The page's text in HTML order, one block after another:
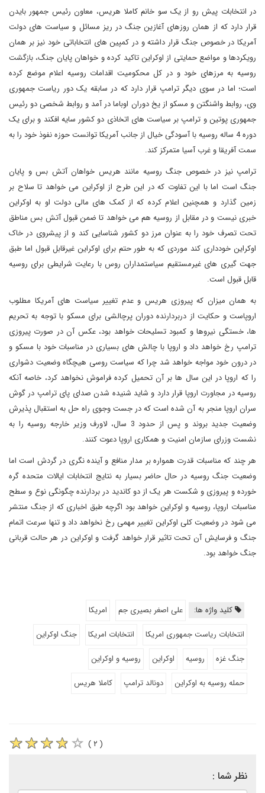
در انتخابات پیش رو از یک سو خانم کاملا هریس، معاون رئیس جمهور بایدن
قرار دارد که از همان روزهای آغازین جنگ در ریز مسائل و سیاست های دولت
آمریکا در خصوص جنگ قرار داشته و در کمپین های انتخاباتی خود نیز بر همان
رویکردها و مواضع حمایتی از اوکراین تاکید کرده و خواهان پایان جنگ، بازگشت
روسیه به مرزهای خود و در کل محکومیت اقدامات روسیه اعلام موضع کرده
است؛ اما در سوی دیگر ترامپ قرار دارد که در سابقه یک دور ریاست جمهوری
وی، روابط واشنگتن و مسکو از یخ دوران اوباما در آمد و روابط شخصی دو رئیس
جمهوری پوتین و ترامپ بر سیاست های اتخاذی دو کشور سایه افکند و برای یک
دوره 4 ساله روسیه با آسودگی خیال از جانب آمریکا توانست حوزه نفوذ خود را به
سمت آفریقا و غرب آسیا متمرکز کند.
ترامپ نیز در خصوص جنگ روسیه مانند هریس خواهان آتش بس و پایان
جنگ است اما با این تفاوت که در این طرح از اوکراین می خواهد تا سلاح بر
زمین گذارد و همچنین اعلام کرده که از کمک های مالی دولت او به اوکراین
خبری نیست و در مقابل از روسیه هم می خواهد تا ضمن قبول آتش بس مناطق
تحت تصرف خود را به عنوان مرز دو کشور شناسایی کند و از پیشروی در خاک
اوکراین خودداری کند موردی که به طور حتم برای اوکراین غیرقابل قبول اما طبق
جهت گیری های غیرمستقیم سیاستمداران روس با رعایت شرایطی برای روسیه
قابل قبول است.
به همان میزان که پیروزی هریس و عدم تغییر سیاست های آمریکا مطلوب
اروپاست و حکایت از دربردارنده دوران پرچالشی برای مسکو با توجه به تحریم
ها، خستگی نیروها و کمبود تسلیحات خواهد بود، عکس آن در صورت پیروزی
ترامپ رخ خواهد داد و اروپا با چالش های بسیاری در مناسبات خود با مسکو و
در درون خود مواجه خواهد شد چرا که سیاست روسی هیچگاه وضعیت دشواری
را که اروپا در این سال ها بر آن تحمیل کرده فراموش نخواهد کرد، خاصه آنکه
روسیه در مجاورت اروپا قرار دارد و شاید شنیده شدن صدای پای ترامپ در گوش
سران اروپا منجر به آن شده است که در جست وجوی راه حل به استقبال پذیرش
وضعیت جدید بروند و پس از حدود 3 سال، لاورف وزیر خارجه روسیه را به
نشست وزرای سازمان امنیت و همکاری اروپا دعوت کنند.
هر چند که مناسبات قدرت همواره بر مدار منافع و آینده نگری در گردش است اما
وضعیت جنگ روسیه در حال حاضر بسیار به نتایج انتخابات ایالات متحده گره
خورده و پیروزی و شکست هر یک از دو کاندید در بردارنده چگونگی نوع و سطح
مناسبات اروپا، روسیه و اوکراین خواهد بود اگرچه طبق اخباری که از جنگ منتشر
می شود در وضعیت کلی اوکراین تغییر مهمی رخ نخواهد داد و تنها سرعت اتمام
جنگ و فرسایش آن تحت تاثیر قرار خواهد گرفت و اوکراین در هر حالت قربانی
جنگ خواهد بود.
کلید واژه ها: علی اصغر بصیری جم
امریکا
انتخابات ریاست جمهوری امریکا
انتخابات امریکا
جنگ اوکراین
جنگ غزه
روسیه اوکراین
روسیه و اوکراین
حمله روسیه به اوکراین
دونالد ترامپ کاملا هریس
( ۲ )
نظر شما :